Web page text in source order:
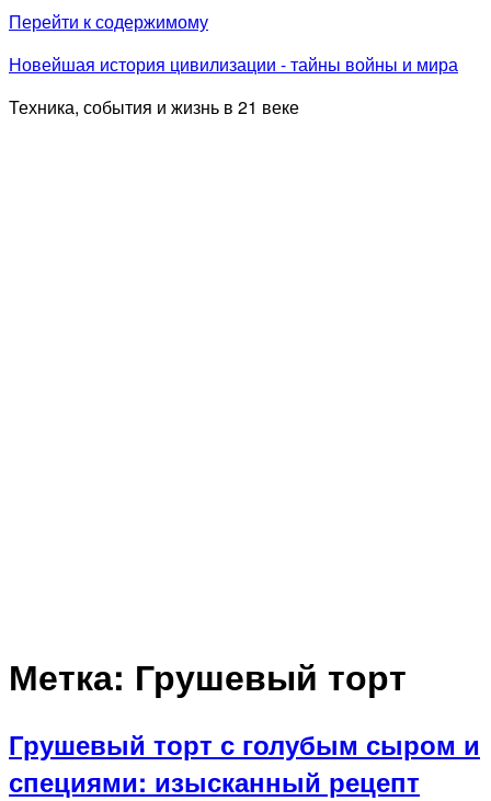
Перейти к содержимому
Новейшая история цивилизации - тайны войны и мира
Техника, события и жизнь в 21 веке
Метка: Грушевый торт
Грушевый торт с голубым сыром и
специями: изысканный рецепт